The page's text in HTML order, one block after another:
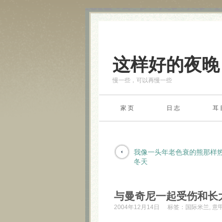
这样好的夜晚
慢一些，可以再慢一些
家 页 日 志 耳
我像一头年老色衰的熊那样
冬天
与曼奇尼一起受伤和长
2004年12月14日 标签： 国际米兰, 意